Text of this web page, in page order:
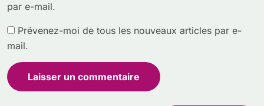
par e-mail.
Prévenez-moi de tous les nouveaux articles par e-
mail.